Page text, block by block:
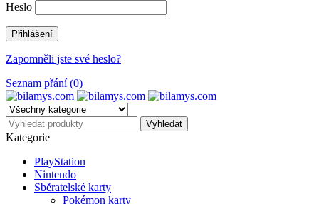
Heslo
Zapomněli jste své heslo?
Seznam přání (0)
Kategorie
PlayStation
Nintendo
Sběratelské karty
Pokémon karty